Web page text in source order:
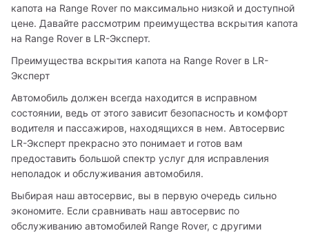
капота на Range Rover по максимально низкой и доступной
цене. Давайте рассмотрим преимущества вскрытия капота
на Range Rover в LR-Эксперт.
Преимущества вскрытия капота на Range Rover в LR-
Эксперт
Автомобиль должен всегда находится в исправном
состоянии, ведь от этого зависит безопасность и комфорт
водителя и пассажиров, находящихся в нем. Автосервис
LR-Эксперт прекрасно это понимает и готов вам
предоставить большой спектр услуг для исправления
неполадок и обслуживания автомобиля.
Выбирая наш автосервис, вы в первую очередь сильно
экономите. Если сравнивать наш автосервис по
обслуживанию автомобилей Range Rover, с другими